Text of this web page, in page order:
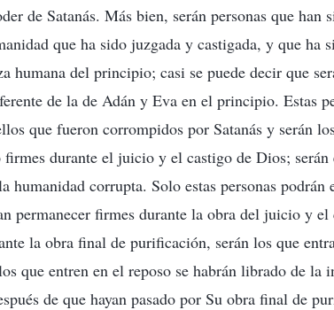
de Satanás. Más bien, serán personas que han
que ha sido juzgada y castigada, y que ha
humana del principio; casi se puede decir que
de la de Adán y Eva en el principio. Estas
que fueron corrompidos por Satanás y serán
firmes durante el juicio y el castigo de Dios;
humanidad corrupta. Solo estas personas
permanecer firmes durante la obra del juicio y
la obra final de purificación, serán los que
que entren en el reposo se habrán librado de la
de que hayan pasado por Su obra final de